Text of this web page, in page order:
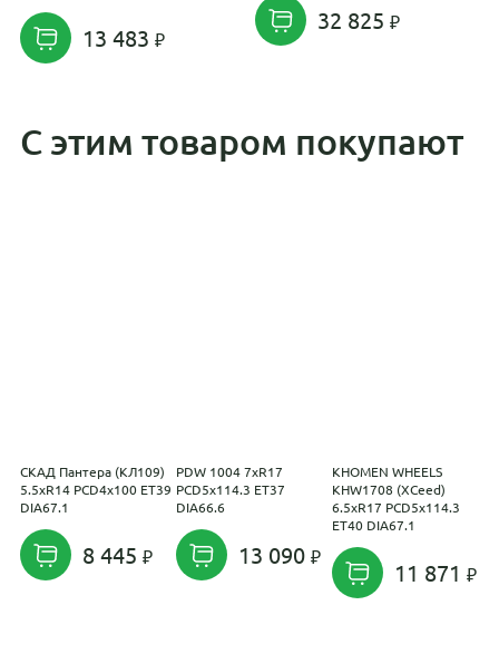
13 483
32 825
С этим товаром покупают
СКАД Пантера (КЛ109)
5.5xR14 PCD4x100 ET39
DIA67.1
8 445
PDW 1004 7xR17
PCD5x114.3 ET37
DIA66.6
13 090
KHOMEN WHEELS
KHW1708 (XCeed)
6.5xR17 PCD5x114.3
ET40 DIA67.1
11 871